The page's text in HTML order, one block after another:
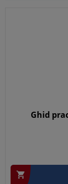
Ghid
